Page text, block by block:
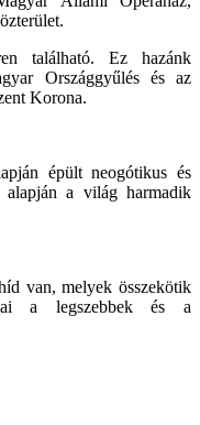
található. Ez hazánk
Országgyűlés és az
Korona.
épült neogótikus és
alapján a világ harmadik
van, melyek összekötik
a legszebbek és a